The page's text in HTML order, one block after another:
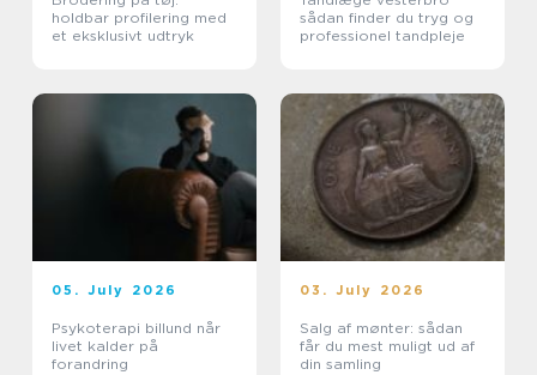
holdbar profilering med
et eksklusivt udtryk
sådan finder du tryg og
professionel tandpleje
05. July 2026
Psykoterapi billund når
livet kalder på
forandring
03. July 2026
Salg af mønter: sådan
får du mest muligt ud af
din samling